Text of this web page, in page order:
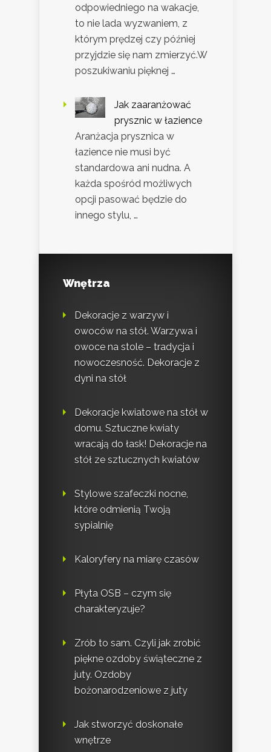
odpowiedniego na wakacje,
to nie lada wyzwaniem, z
którym prędzej czy później
przyjdzie się nam zmierzyć.W
poszukiwaniu pięknej …
Jak zaaranżować
prysznic w łazience
Aranżacja prysznica w
łazience nie musi być
standardowa ani nudna. A
każda spośród możliwych
opcji pasować będzie do
innego stylu, …
Wnętrza
Dekoracje z warzyw i
owoców na stół. Warzywa i
owoce na stole – tradycja i
nowoczesność. Dekoracje z
dyni na stół
Dekoracje kwiatowe na stół w
domu. Sztuczne kwiaty
wracają do łask! Dekoracje na
stół ze sztucznych kwiatów
Stylowe szafeczki nocne,
które odmienią Twoją
sypialnię
Kaloryfery na miarę czasów
Płyta OSB – czym się
charakteryzuje?
Zrób to sam. Czyli jak zrobić
piękne ozdoby świąteczne z
juty. Ozdoby
bożonarodzeniowe z juty
Jak stworzyć doskonałe
wnętrze